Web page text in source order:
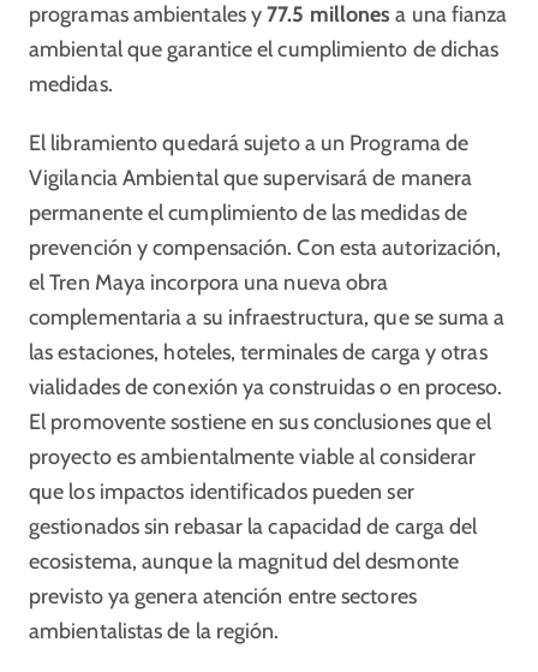
programas ambientales y77.5 millones a una fianza
ambiental que garantice el cumplimiento de dichas
medidas.
El libramiento quedará sujeto a un Programa de
Vigilancia Ambiental que supervisará de manera
permanente el cumplimiento de las medidas de
prevención y compensación. Con esta autorización,
el Tren Maya incorpora una nueva obra
complementaria a su infraestructura, que se suma a
las estaciones, hoteles, terminales de carga y otras
vialidades de conexión ya construidas o en proceso.
El promovente sostiene en sus conclusiones que el
proyecto es ambientalmente viable al considerar
que los impactos identificados pueden ser
gestionados sin rebasar la capacidad de carga del
ecosistema, aunque la magnitud del desmonte
previsto ya genera atención entre sectores
ambientalistas de la región.